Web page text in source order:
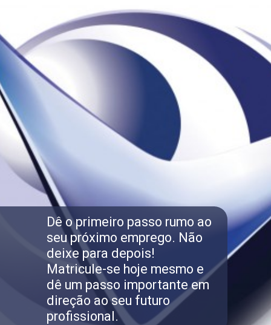
Dê o primeiro passo rumo ao
seu próximo emprego. Não
deixe para depois!
Matricule-se hoje mesmo e
dê um passo importante em
direção ao seu futuro
profissional.